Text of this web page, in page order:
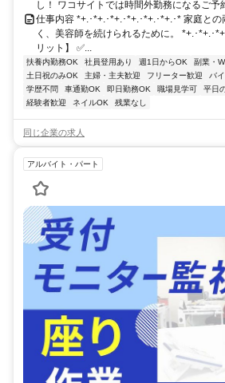
し！ ワコサイトでは時間外勤務になるご予
仕事内容 *+.･*+.･*+.･*+.･*+.･*+.･* 家庭と
く、美容師を続けられるために。 *+.･*+.･
リット】 ✅...
扶養内勤務OK 社員登用あり 週1日からOK 副業・
土日祝のみOK
主婦・主夫歓迎 フリーター歓迎 バ
学歴不問
車通勤OK 即日勤務OK 職場見学可 平日
経験者歓迎
ネイルOK 残業なし
同じ企業の求人
アルバイト・パート